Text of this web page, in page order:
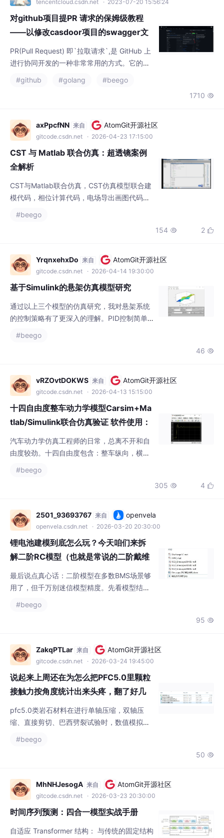
目标。本文基于MATLAB实现的多个M
tencentcloud.csdn.net · 2023-07-20 15:56:24
对github项目提PR 请求的保姆级教程
——以修改casdoor项目的swagger文
档为例，干货满满
PR(Pull Request) 即`拉取请求`,是 GitHub 上
进行协同开发的一种非常常用的方式。它的基
库,将其克隆到本地。2. 在本地对代码进行修
代码库中,发起一个pull request,请求项目维护
者将开发者的代码merge到项目主代码库中。
#github #golang
#beego
1710 
axPpcfNN 来自 AtomGit开源社区
gitcode.csdn.net · 2026-04-23 17:15:00
CST 与 Matlab 联合仿真：超透镜案例
全解析
CST与Matlab联合仿真，CST仿真模型联合建
模代码，相位计算代码，电场导出画图代码，
码，文档，透镜，有联合建模代码，相位计算
了强大的分析工具。今天咱们就以超透镜为案
例，来深入探讨这一联合仿真的奇妙之旅。
#beego
154  2 
YrqnxehxDo 来自 AtomGit开源社区
gitcode.csdn.net · 2026-04-14 19:30:00
基于Simulink的悬架仿真模型研究
通过以上三个模型的仿真研究，我对悬架系统
的控制策略有了更深入的理解。PID控制简单
则在半主动悬架中表现出色。每种控制策略都
结合机器学习的悬架控制策略，比如深度强化
学习，看看能否在复杂路况下实现更优的控制
效果。同时，我也希望能在实际车辆上进行验
证，看看仿真结果是否能在真实环境中复现
#beego
46 
vRZOvtDOKWS 来自 AtomGit开源社区
gitcode.csdn.net · 2026-04-13 15:15:00
十四自由度整车动力学模型Carsim+Ma
tlab/Simulink联合仿真验证 软件使用：
C...
汽车动力学仿真工程师的日常，总离不开和自
由度较劲。十四自由度包含：整车纵向，横
的四轮旋转和垂向自由度，每个自由度的数据
倾，垂向跳动，车轮的四轮旋转和垂向自由
度，每个自由度的数据都可在simulink当中实
时查看。包含模块：转向系统，整车车身系
统，悬架系统，魔术轮胎，车轮系统
#beego
305  4 
2501_93693767 来自 openvela
openvela.csdn.net · 2026-03-20 20:30:00
锂电池建模到底怎么玩？今天咱们来拆
解二阶RC模型（也就是常说的二阶戴维
南模型）。这个模型就像给电池拍X光
片，把复杂的电化学反应翻译成电工能
最后说点真心话：二阶模型在多数BMS场景够
用了，但千万别迷信模型精度。先看模型结
阻，后面接着两个RC并联网络。优化算法可能
对比着看很有意思：前者的odeint用了自适应
步长，适合离线仿真；这段代码用了SciPy的
微分方程求解器，但实际嵌入式系统里可能用
不起这么高级的库。参数辨识才
#beego
95 
ZakqPTLar 来自 AtomGit开源社区
gitcode.csdn.net · 2026-03-24 19:45:00
说起来上周还在为怎么把PFC5.0里颗粒
接触力按角度统计出来头疼，翻了好几
篇教程终于摸清楚门道，今天把整个流
程捋一遍，顺便把踩过的坑都标出来
pfc5.0类岩石材料在进行单轴压缩，双轴压
缩、直接剪切、巴西劈裂试验时，数值模拟岩
及后处理绘制接触力的极坐标等高线图具体内
裂，我们做岩石细观数值模拟的时候，最终都
绕不开接触力的分析——毕竟宏观的破坏、强
度这些，本质都是颗粒之间的接触力攒出来
的。尤其是想画接触力的极坐标等高线图，看
#beego
50 
MhNHJesogA 来自 AtomGit开源社区
gitcode.csdn.net · 2026-03-23 20:30:00
时间序列预测：四合一模型实战手册
自适应 Transformer 结构： 与传统的固定结构